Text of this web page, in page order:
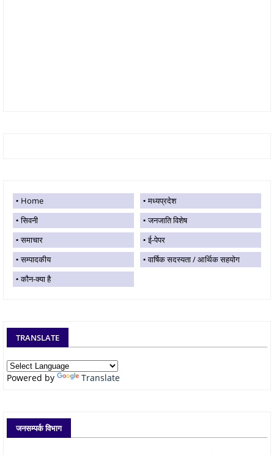
Home
मध्यप्रदेश
सिवनी
जनजाति विशेष
समाचार
ई-पेपर
सम्पादकीय
वार्षिक सदस्यता / आर्थिक सहयोग
कौन-क्या है
TRANSLATE
Powered by Translate
जनसम्पर्क विभाग